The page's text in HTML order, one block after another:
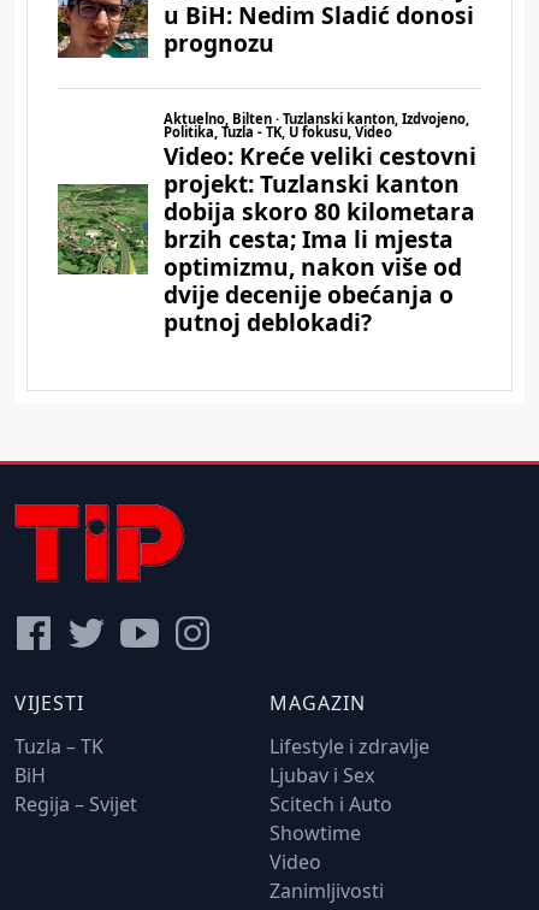
VIJESTI
Tuzla – TK
BiH
Regija – Svijet
MAGAZIN
Lifestyle i zdravlje
Ljubav i Sex
Scitech i Auto
Showtime
Video
Zanimljivosti